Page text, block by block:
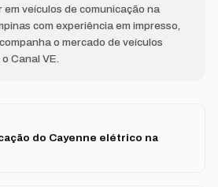
veículos de comunicação na
com experiência em impresso,
o mercado de veículos
Canal VE.
do Cayenne elétrico na